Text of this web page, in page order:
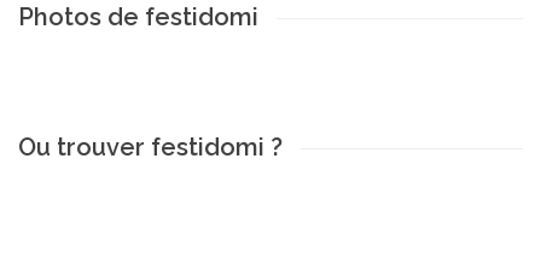
Photos de festidomi
Ou trouver festidomi ?